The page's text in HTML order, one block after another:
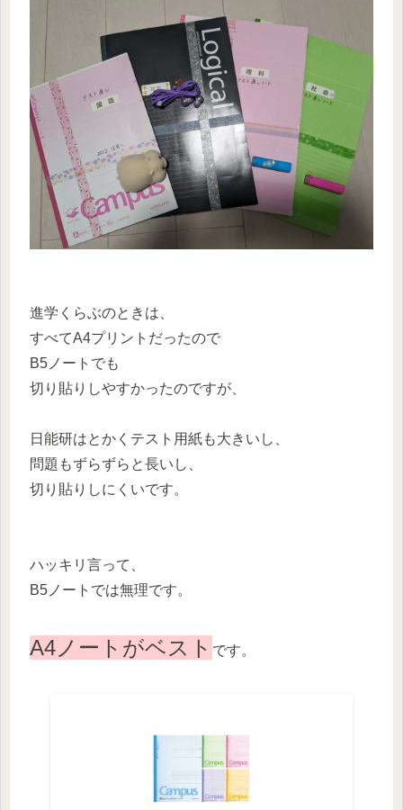
進学くらぶのときは、
すべてA4プリントだったので
B5ノートでも
切り貼りしやすかったのですが、
日能研はとかくテスト用紙も大きいし、
問題もずらずらと長いし、
切り貼りしにくいです。
ハッキリ言って、
B5ノートでは無理です。
A4ノートがベスト です。